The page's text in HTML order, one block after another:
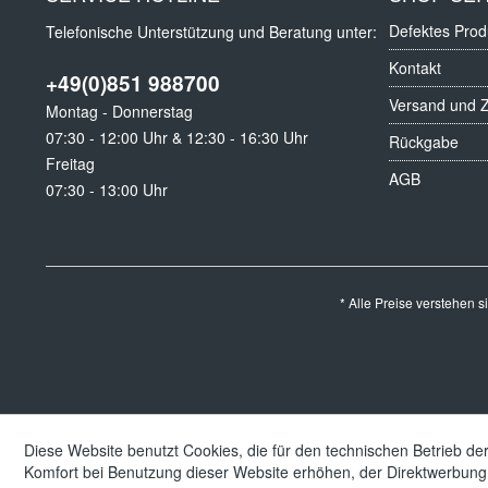
Telefonische Unterstützung und Beratung unter:
+49(0)851 988700
Montag - Donnerstag
07:30 - 12:00 Uhr & 12:30 - 16:30 Uhr
Freitag
07:30 - 13:00 Uhr
Defektes
Kontakt
Versand und
Rückgabe
AGB
* Alle Preise verstehen
Diese Website benutzt Cookies, die für den technischen Betrieb
Komfort bei Benutzung dieser Website erhöhen, der